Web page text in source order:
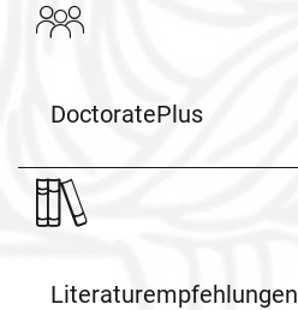
DoctoratePlus
Literaturempfehlungen